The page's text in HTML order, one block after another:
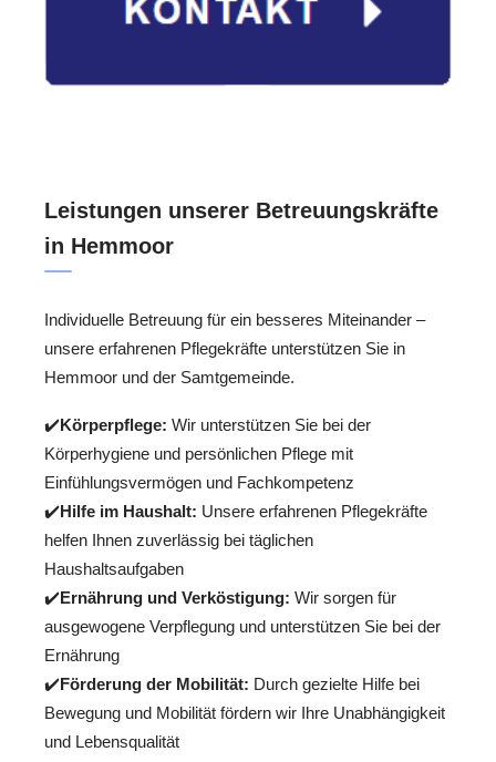
Leistungen unserer Betreuungskräfte
in Hemmoor
Individuelle Betreuung für ein besseres Miteinander –
unsere erfahrenen Pflegekräfte unterstützen Sie in
Hemmoor und der Samtgemeinde.
✔️Körperpflege: Wir unterstützen Sie bei der
Körperhygiene und persönlichen Pflege mit
Einfühlungsvermögen und Fachkompetenz
✔️Hilfe im Haushalt: Unsere erfahrenen Pflegekräfte
helfen Ihnen zuverlässig bei täglichen
Haushaltsaufgaben
✔️Ernährung und Verköstigung: Wir sorgen für
ausgewogene Verpflegung und unterstützen Sie bei der
Ernährung
✔️Förderung der Mobilität: Durch gezielte Hilfe bei
Bewegung und Mobilität fördern wir Ihre Unabhängigkeit
und Lebensqualität